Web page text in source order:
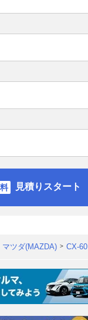
見積りスタート
マツダ(MAZDA) CX-60